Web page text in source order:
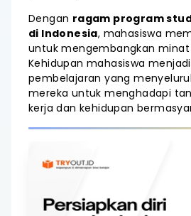
Dengan ragam program
di Indonesia, mahasiswa
untuk mengembangkan
Kehidupan mahasiswa
pembelajaran yang
mereka untuk menghadapi
kerja dan kehidupan